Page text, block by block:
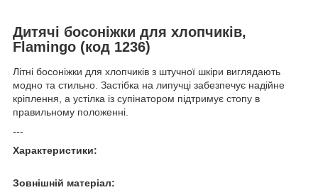
Дитячі босоніжки для хлопчиків,
Flamingo (код 1236)
Літні босоніжки для хлопчиків з штучної шкіри виглядають
модно та стильно. Застібка на липучці забезпечує надійне
кріплення, а устілка із супінатором підтримує стопу в
правильному положенні.
---
Характеристики:
Зовнішній матеріал: